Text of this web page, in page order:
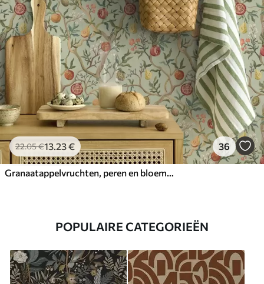
22.05€13.23€ 36
Granaatappelvruchten, peren en bloemen op een lichtgroene achtergrond
POPULAIRE CATEGORIEËN